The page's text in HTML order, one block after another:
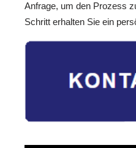
Anfrage, um den Prozess
Schritt erhalten Sie ein